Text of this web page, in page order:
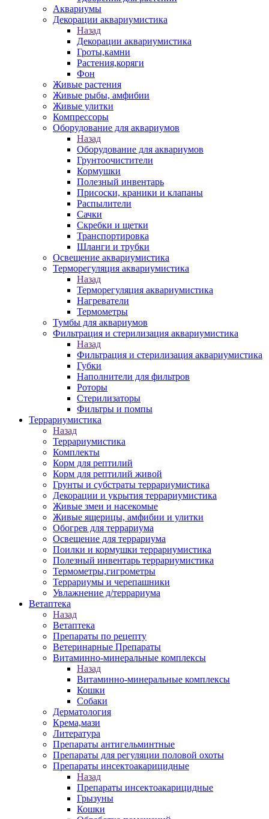
Аквариумы
Декорации аквариумистика
Назад
Декорации аквариумистика
Гроты,камни
Растения,коряги
Фон
Живые растения
Живые рыбы, амфибии
Живые улитки
Компрессоры
Оборудование для аквариумов
Назад
Оборудование для аквариумов
Грунтоочистители
Кормушки
Полезный инвентарь
Присоски, краники и клапаны
Распылители
Сачки
Скребки и щетки
Транспортировка
Шланги и трубки
Освещение аквариумистика
Терморегуляция аквариумистика
Назад
Терморегуляция аквариумистика
Нагреватели
Термометры
Тумбы для аквариумов
Фильтрация и стерилизация аквариумистика
Назад
Фильтрация и стерилизация аквариумистика
Губки
Наполнители для фильтров
Роторы
Стерилизаторы
Фильтры и помпы
Террариумистика
Назад
Террариумистика
Комплекты
Корм для рептилий
Корм для рептилий живой
Грунты и субстраты террариумистика
Декорации и укрытия террариумистика
Живые змеи и насекомые
Живые ящерицы, амфибии и улитки
Обогрев для террариума
Освещение для террариума
Поилки и кормушки террариумистика
Полезный инвентарь террариумистика
Термометры,гигрометры
Террариумы и черепашники
Увлажнение д/террариума
Ветаптека
Назад
Ветаптека
Препараты по рецепту
Ветеринарные Препараты
Витаминно-минеральные комплексы
Назад
Витаминно-минеральные комплексы
Кошки
Собаки
Дерматология
Крема,мази
Литература
Препараты антигельминтные
Препараты для регуляции половой охоты
Препараты инсектоакарицидные
Назад
Препараты инсектоакарицидные
Грызуны
Кошки